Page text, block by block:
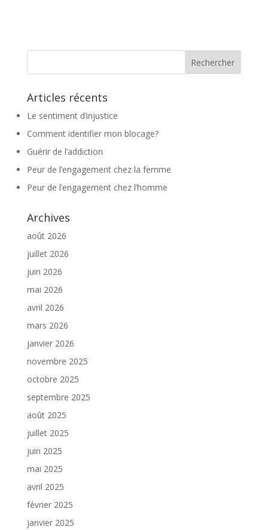
Articles récents
Le sentiment d’injustice
Comment identifier mon blocage?
Guérir de l’addiction
Peur de l’engagement chez la femme
Peur de l’engagement chez l’homme
Archives
août 2026
juillet 2026
juin 2026
mai 2026
avril 2026
mars 2026
janvier 2026
novembre 2025
octobre 2025
septembre 2025
août 2025
juillet 2025
juin 2025
mai 2025
avril 2025
février 2025
janvier 2025